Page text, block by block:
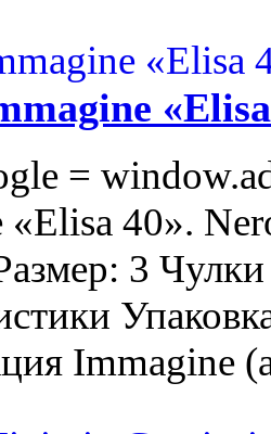
=
«Elisa 40».
3
Immagine